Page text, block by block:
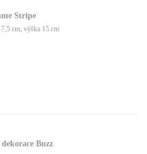
Stripe
cm, výška 15 cm
Buzz